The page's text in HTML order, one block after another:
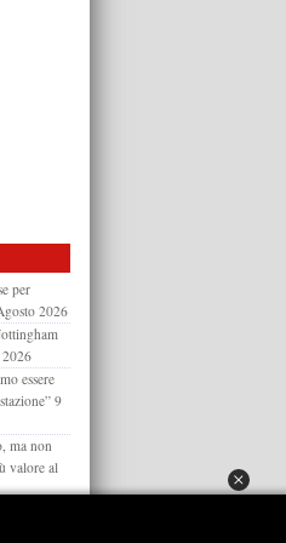
per
2026
essere
9
ma non
valore al
dal